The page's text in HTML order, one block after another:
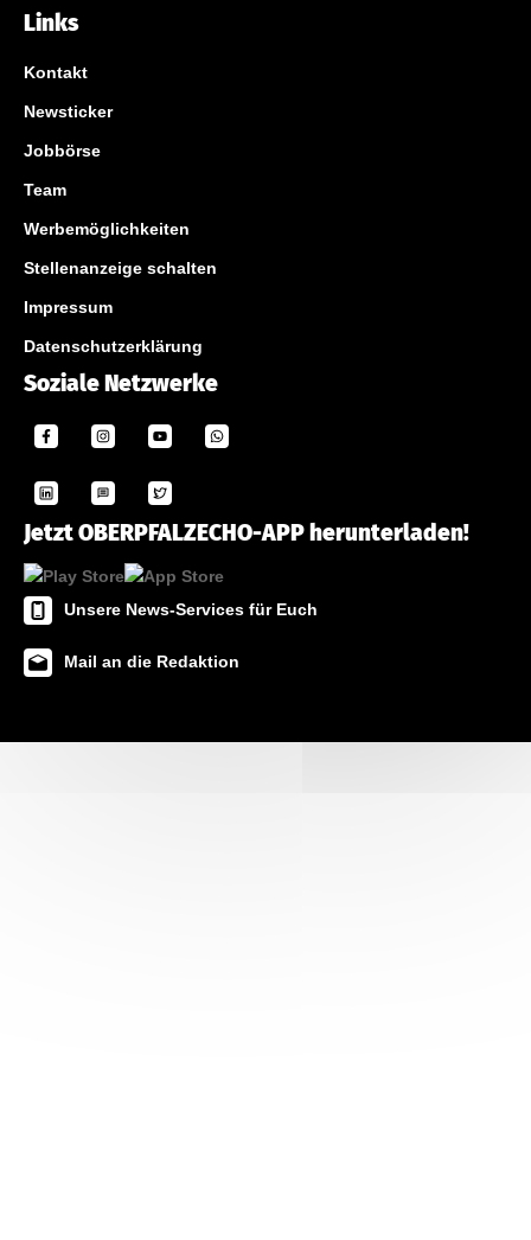
Links
Kontakt
Newsticker
Jobbörse
Team
Werbemöglichkeiten
Stellenanzeige schalten
Impressum
Datenschutzerklärung
Soziale Netzwerke
Jetzt OBERPFALZECHO-APP herunterladen!
Unsere News-Services für Euch
Mail an die Redaktion